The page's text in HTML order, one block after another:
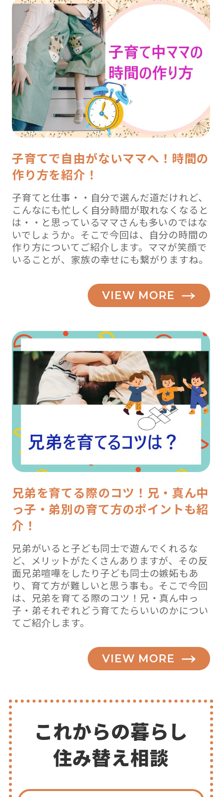
子育てで自由がないママへ！時間の
作り方を紹介！
子育てと仕事・・自分で選んだ道だけれど、
こんなにも忙しく自分時間が取れなくなると
は・・と思っているママさんも多いのではな
いでしょうか。そこで今回は、自分の時間の
作り方についてご紹介します。ママが笑顔で
いることが、家族の幸せにも繋がりますね。
VIEW MORE
兄弟を育てる際のコツ！兄・真ん中
っ子・弟別の育て方のポイントも紹
介！
兄弟がいると子ども同士で遊んでくれるな
ど、メリットがたくさんありますが、その反
面兄弟喧嘩をしたり子ども同士の嫉妬もあ
り、育て方が難しいと思う事も。そこで今回
は、兄弟を育てる際のコツ！兄・真ん中っ
子・弟それぞれどう育てたらいいのかについ
てご紹介します。
VIEW MORE
これからの暮らし
住み替え相談